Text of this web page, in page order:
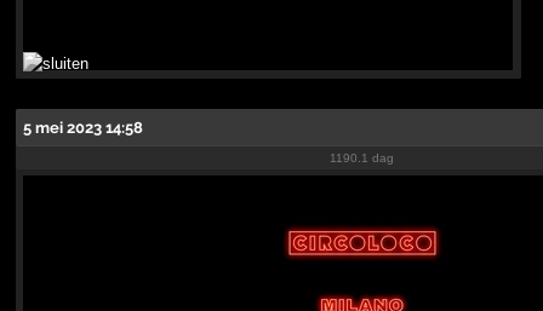
5 mei 2023 14:58
1190.1 dag